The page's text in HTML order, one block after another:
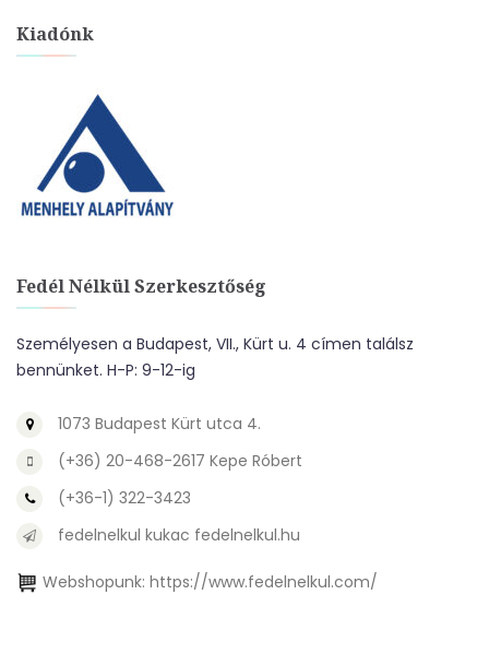
Kiadónk
Fedél Nélkül Szerkesztőség
Személyesen a Budapest, VII., Kürt u. 4 címen találsz
bennünket. H-P: 9-12-ig
1073 Budapest Kürt utca 4.
(+36) 20-468-2617 Kepe Róbert
(+36-1) 322-3423
fedelnelkul kukac fedelnelkul.hu
Webshopunk: https://www.fedelnelkul.com/